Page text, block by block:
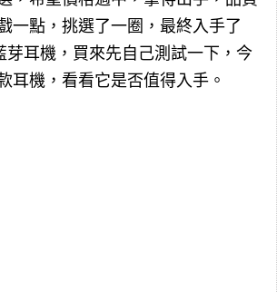
一點，挑選了一圈，最終入手了
芽耳機，買來先自己測試一下，今
耳機，看看它是否值得入手。